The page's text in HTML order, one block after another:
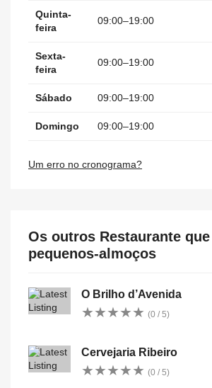
Quinta-
feira
09:00–19:00
Sexta-
feira
09:00–19:00
Sábado 09:00–19:00
Domingo 09:00–19:00
Um erro no cronograma?
Os outros Restaurante
pequenos-almoços
O Brilho d’Avenida
★★★★★
★★★★★ (0 / 5)
Cervejaria Ribeiro
★★★★★
★★★★★ (0 / 5)